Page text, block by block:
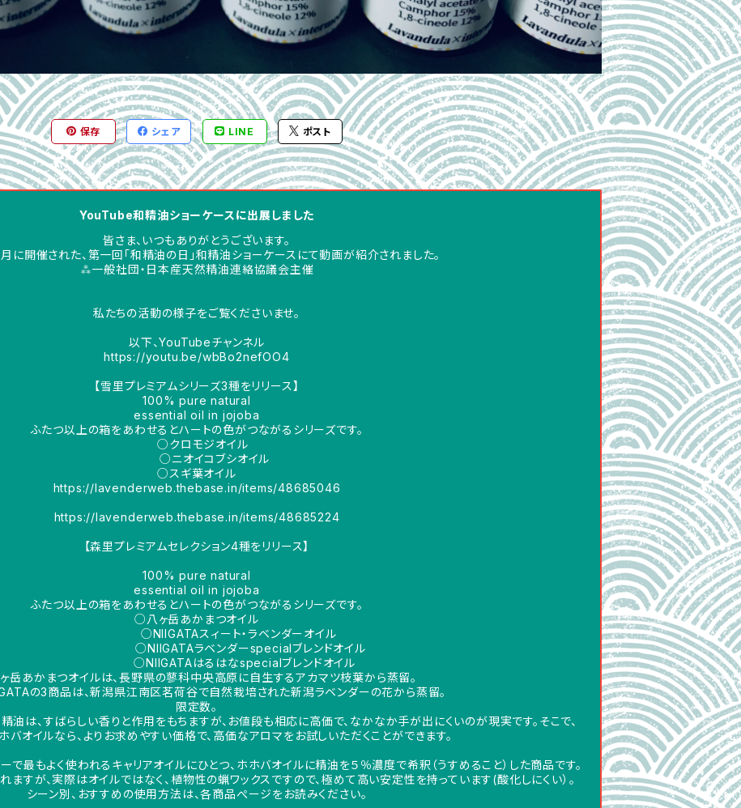
保存 シェア LINE ポスト
YouTube和精油ショーケースに出展しました
皆さま、いつもありがとうございます。
に開催された、第一回「和精油の日」和精油ショーケースにて動画が紹介されました。
⁂一般社団・日本産天然精油連絡協議会主催
私たちの活動の様子をご覧くださいませ。
以下、YouTubeチャンネル
https://youtu.be/wbBo2nefOO4
【雪里プレミアムシリーズ3種をリリース】
100% pure natural
essential oil in jojoba
ふたつ以上の箱をあわせるとハートの色がつながるシリーズです。
○クロモジオイル
○ニオイコブシオイル
○スギ葉オイル
https://lavenderweb.thebase.in/items/48685046
https://lavenderweb.thebase.in/items/48685224
【森里プレミアムセレクション4種をリリース】
100% pure natural
essential oil in jojoba
ふたつ以上の箱をあわせるとハートの色がつながるシリーズです。
○八ヶ岳あかまつオイル
○NIIGATAスィート・ラベンダーオイル
○NIIGATAラベンダーspecialブレンドオイル
○NIIGATAはるはなspecialブレンドオイル
岳あかまつオイルは、長野県の蓼科中央高原に自生するアカマツ枝葉から蒸留。
の3商品は、新潟県江南区茗荷谷で自然栽培された新潟ラベンダーの花から蒸留。
限定数。
は、すばらしい香りと作用をもちますが、お値段も相応に高価で、なかなか手が出にくいのが現実です。そこで、
バオイルなら、よりお求めやすい価格で、高価なアロマをお試しいただくことができます。
最もよく使われるキャリアオイルにひとつ、ホホバオイルに精油を５％濃度で希釈（うすめること）した商品です。
すが、実際はオイルではなく、植物性の蝋ワックスですので、極めて高い安定性を持っています(酸化しにくい）。
シーン別、おすすめの使用方法は、各商品ぺージをお読みください。